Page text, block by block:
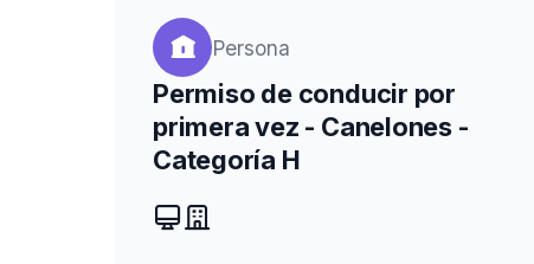
Persona
Permiso de conducir por
primera vez - Canelones -
Categoría H